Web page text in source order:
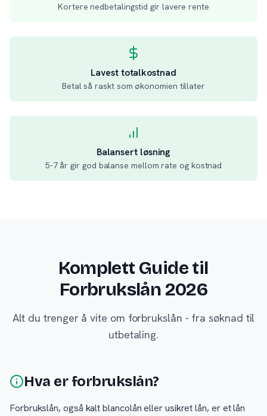
Kortere nedbetalingstid gir lavere rente
Lavest totalkostnad
Betal så raskt som økonomien tillater
Balansert løsning
5-7 år gir god balanse mellom rate og kostnad
Komplett Guide til
Forbrukslån 2026
Alt du trenger å vite om forbrukslån - fra søknad til
utbetaling.
Hva er forbrukslån?
Forbrukslån, også kalt blancolån eller usikret lån, er et lån